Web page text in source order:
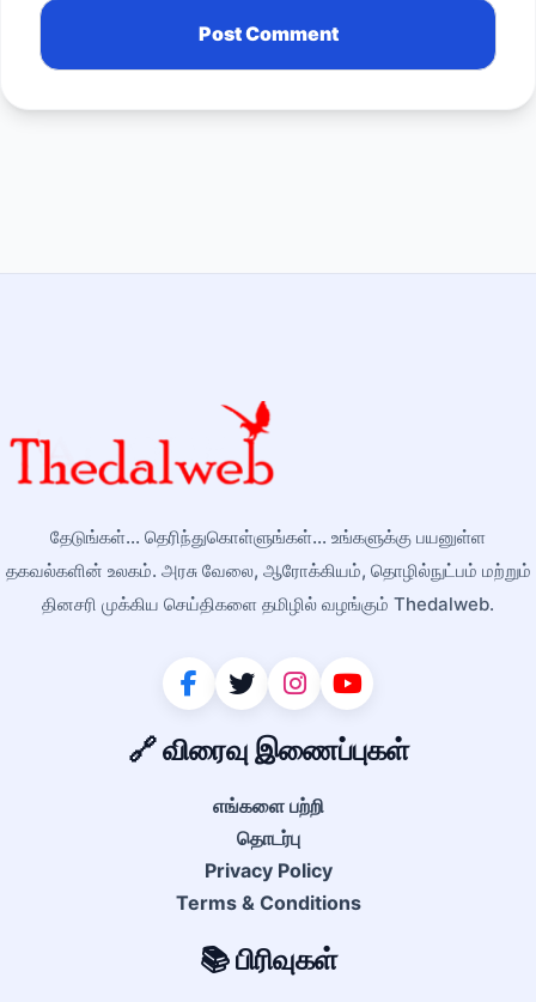
தேடுங்கள்... தெரிந்துகொள்ளுங்கள்... உங்களுக்கு பயனுள்ள
தகவல்களின் உலகம். அரசு வேலை, ஆரோக்கியம், தொழில்நுட்பம் மற்றும்
தினசரி முக்கிய செய்திகளை தமிழில் வழங்கும் Thedalweb.
🔗 விரைவு இணைப்புகள்
எங்களை பற்றி
தொடர்பு
Privacy Policy
Terms & Conditions
📚 பிரிவுகள்